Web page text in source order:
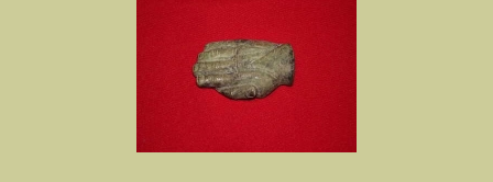
Introducción
Presentación